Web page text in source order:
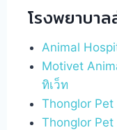
โรงพยาบา
Animal
Motivet
ทิเว็ท
Thonglor
Thonglor